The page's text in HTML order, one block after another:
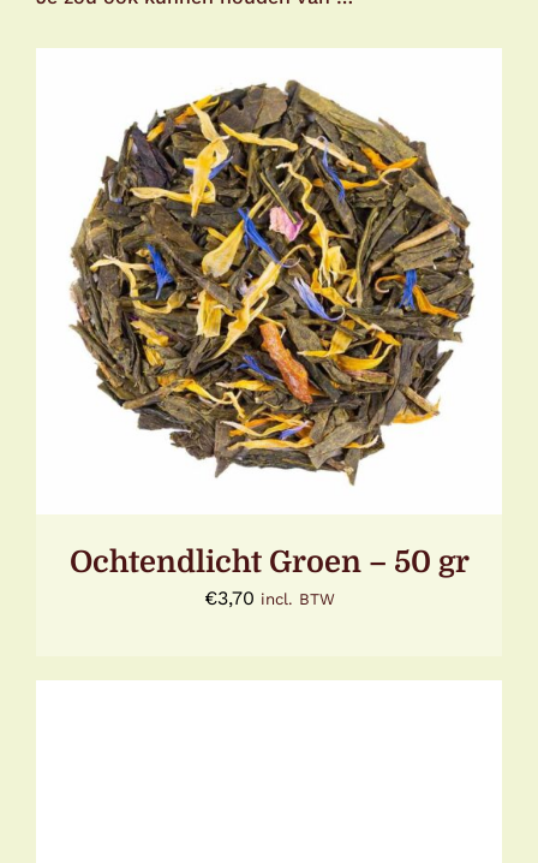
TOEVOEGEN AAN WINKELWAGEN
/
DETAILS
Ochtendlicht Groen – 50 gr
€3,70 incl. BTW